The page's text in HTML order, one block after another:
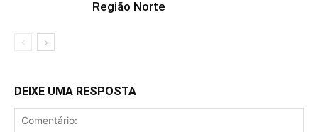
Região Norte
DEIXE UMA RESPOSTA